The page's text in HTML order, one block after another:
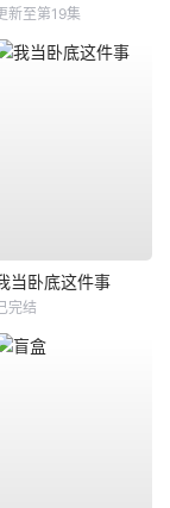
新至第19集
当卧底这件事
完结